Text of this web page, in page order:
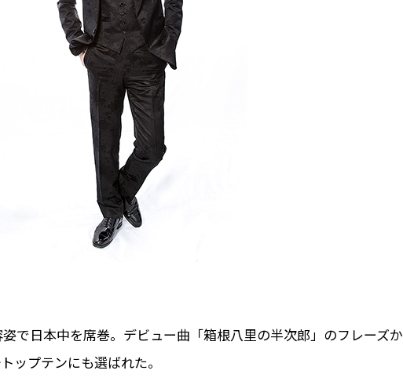
で日本中を席巻。デビュー曲「箱根八里の半次郎」のフレーズか
ップテンにも選ばれた。